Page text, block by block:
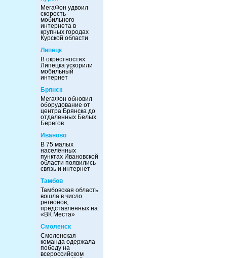
МегаФон удвоил
скорость
мобильного
интернета в
крупных городах
Курской области
Липецк
В окрестностях
Липецка ускорили
мобильный
интернет
Брянск
МегаФон обновил
оборудование от
центра Брянска до
отдаленных Белых
Берегов
Иваново
В 75 малых
населённых
пунктах Ивановской
области появились
связь и интернет
Тамбов
Тамбовская область
вошла в число
регионов,
представленных на
«ВК Места»
Смоленск
Смоленская
команда одержала
победу на
всероссийском